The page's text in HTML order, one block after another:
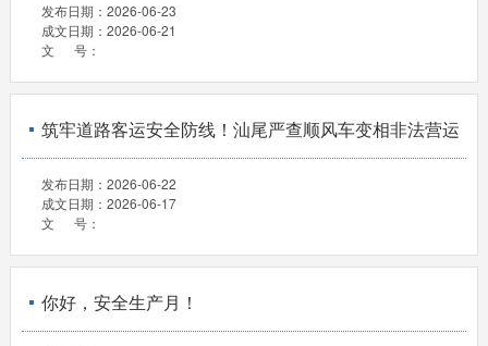
发布日期： 2026-06-23
成文日期： 2026-06-21
文 号：
筑牢道路客运安全防线！汕尾严查顺风车变相非法营运
发布日期： 2026-06-22
成文日期： 2026-06-17
文 号：
你好，安全生产月！